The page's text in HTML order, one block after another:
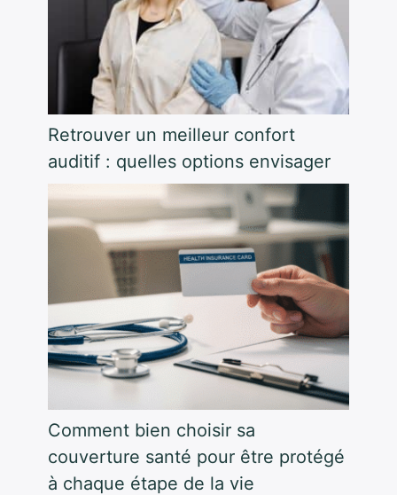
Retrouver un meilleur confort
auditif : quelles options envisager
Comment bien choisir sa
couverture santé pour être protégé
à chaque étape de la vie